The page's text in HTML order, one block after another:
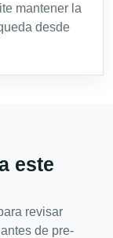
mantener la
desde
este
revisar
de pre-